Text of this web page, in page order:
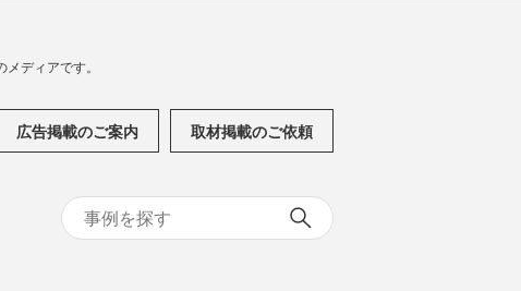
ディアです。
広告掲載のご案内 取材掲載のご依頼